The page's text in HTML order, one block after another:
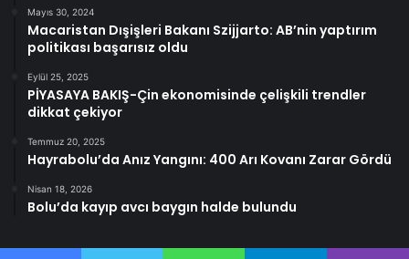
Mayıs 30, 2024
Macaristan Dışişleri Bakanı Szijjarto: AB’nin yaptırım
politikası başarısız oldu
Eylül 25, 2025
PİYASAYA BAKIŞ-Çin ekonomisinde çelişkili trendler
dikkat çekiyor
Temmuz 20, 2025
Hayrabolu’da Anız Yangını: 400 Arı Kovanı Zarar Gördü
Nisan 18, 2026
Bolu’da kayıp avcı baygın halde bulundu